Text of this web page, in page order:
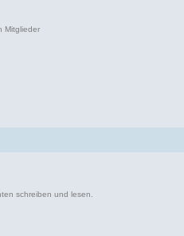
Mitglieder
schreiben und lesen.